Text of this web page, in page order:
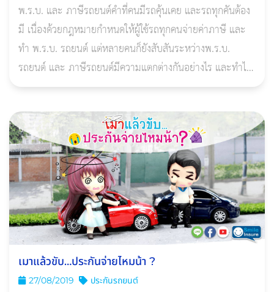
พ.ร.บ. และ ภาษีรถยนต์คำที่คนมีรถคุ้นเคย และรถทุกคันต้อง
มี เนื่องด้วยกฎหมายกำหนดให้ผู้ใช้รถทุกคนจ่ายค่าภาษี และ
ทำ พ.ร.บ. รถยนต์ แต่หลายคนก็ยังสับสันระหว่างพ.ร.บ.
รถยนต์ และ ภาษีรถยนต์มีความแตกต่างกันอย่างไร และทำไป
ทำไม
เมาแล้วขับ…ประกันจ่ายไหมน้า ?
27/08/2019 ประกันรถยนต์